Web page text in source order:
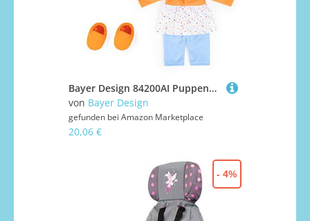
Bayer Design 84200AI Puppenkleidung, Outfit, Anziehsachen Babypuppen 38-43cm, mehrteilig, Puppenzubehör
von Bayer Design
gefunden bei Amazon Marketplace
20,06 €
- 4%